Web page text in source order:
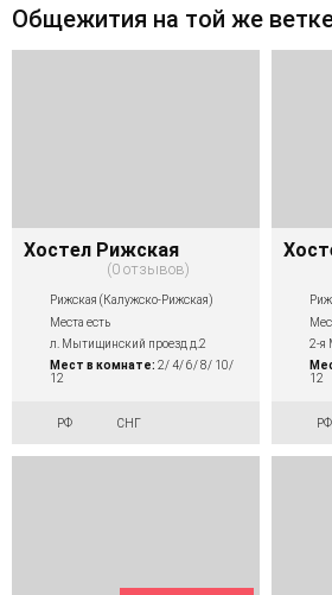
Общежития на той же
Хостел Рижская
0 отзывов
Рижская (Калужско-Рижская)
Места есть
л. Мытищинский проезд д.2
Мест в комнате: 2/ 4/ 6/ 8/ 10/
12
РФ СНГ
2-я
12
РФ